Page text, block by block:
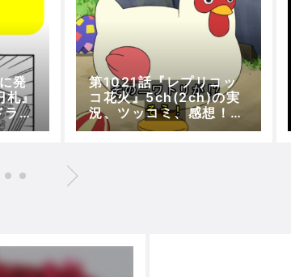
発
札』
ラレ
第1021話『レプリコッ
コ花火』5ch(2ch)の実
況、ツッコミ、感想！
【アニメドラえもん】